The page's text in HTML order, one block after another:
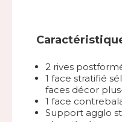
2 rives
1 face stratifié
faces décor
1 face
Support agglo